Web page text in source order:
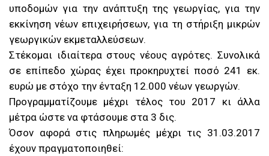
υποδομών για την ανάπτυξη της γεωργίας, για την
εκκίνηση νέων επιχειρήσεων, για τη στήριξη μικρών
γεωργικών εκμεταλλεύσεων.
Στέκομαι ιδιαίτερα στους νέους αγρότες. Συνολικά
σε επίπεδο χώρας έχει προκηρυχτεί ποσό 241 εκ.
ευρώ με στόχο την ένταξη 12.000 νέων γεωργών.
Προγραμματίζουμε μέχρι τέλος του 2017 κι άλλα
μέτρα ώστε να φτάσουμε στα 3 δις.
Όσον αφορά στις πληρωμές μέχρι τις 31.03.2017
έχουν πραγματοποιηθεί: